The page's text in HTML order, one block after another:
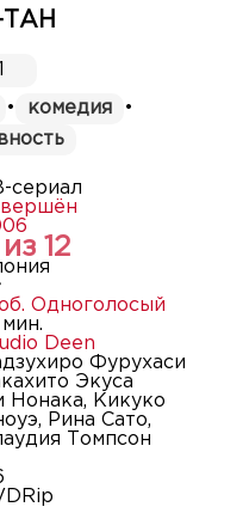
• комедия
•
сериал
12
Одноголосый
мин.
Deen
Фурухаси
Экуса
Нонака, Кикуко
Рина Сато,
Томпсон